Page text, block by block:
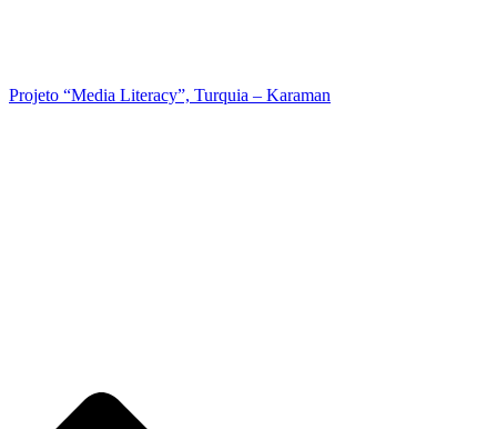
Projeto “Media Literacy”, Turquia – Karaman